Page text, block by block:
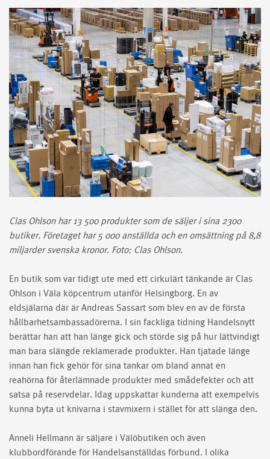
Clas Ohlson har 13 500 produkter som de säljer i sina 2300
butiker. Företaget har 5 000 anställda och en omsättning på 8,8
miljarder svenska kronor. Foto: Clas Ohlson.
En butik som var tidigt ute med ett cirkulärt tänkande är Clas
Ohlson i Väla köpcentrum utanför Helsingborg. En av
eldsjälarna där är Andreas Sassart som blev en av de första
hållbarhetsambassadörerna. I sin fackliga tidning Handelsnytt
berättar han att han länge gick och störde sig på hur lättvindigt
man bara slängde reklamerade produkter. Han tjatade länge
innan han fick gehör för sina tankar om bland annat en
reahörna för återlämnade produkter med smådefekter och att
satsa på reservdelar. Idag uppskattar kunderna att exempelvis
kunna byta ut knivarna i stavmixern i stället för att slänga den.
Anneli Hellmann är säljare i Välöbutiken och även
klubbordförande för Handelsanställdas förbund. I olika